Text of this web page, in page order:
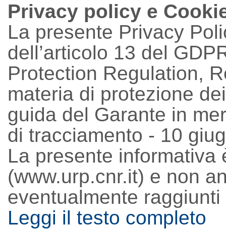
Privacy policy e
La presente Privacy
dell’articolo 13 del
Protection Regulation,
materia di protezione
guida del Garante in
di tracciamento - 10
La presente
(www.urp.cnr.it) e non
eventualmente
Leggi il testo completo